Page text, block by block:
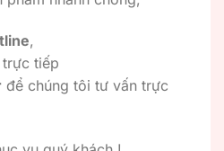
,
trực tiếp
để chúng tôi tư vấn trực